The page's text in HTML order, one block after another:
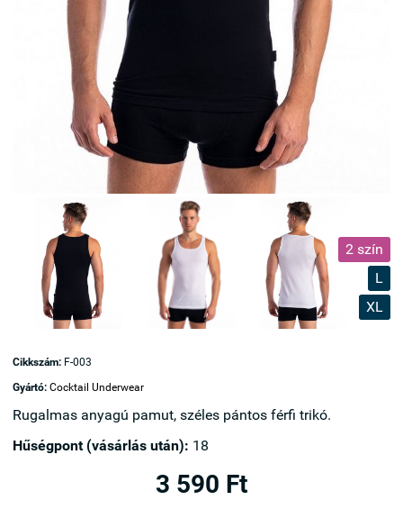
2 szín
L
XL
Cikkszám: F-003
Gyártó: Cocktail Underwear
Rugalmas anyagú pamut, széles pántos férfi trikó.
Hűségpont (vásárlás után): 18
3 590 Ft